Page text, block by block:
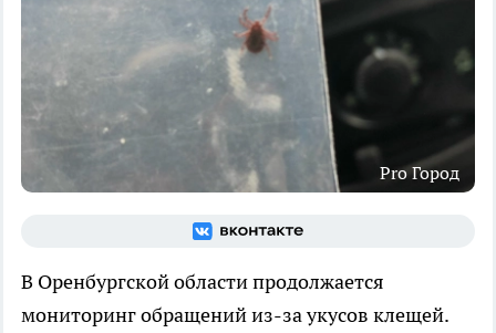
Pro Город
В Оренбургской области продолжается
мониторинг обращений из-за укусов клещей.